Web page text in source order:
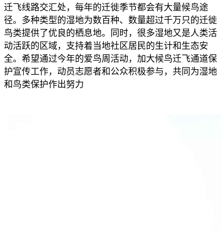
迁飞线路交汇处，每年的迁徙季节都会有大量候鸟途
径。多种类型的湿地为数百种、数量超过千万只的迁徙
鸟类提供了优良的栖息地。同时，很多湿地又是人类活
动活跃的区域，支持着当地社区居民的生计和生态安
全。希望通过今年的爱鸟周活动，加大候鸟迁飞通道保
护宣传工作，动员志愿者和公众积极参与，共同为湿地
和鸟类保护作出努力